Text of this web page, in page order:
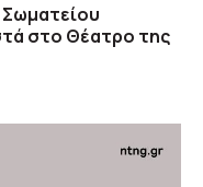
στο Θέατρο της